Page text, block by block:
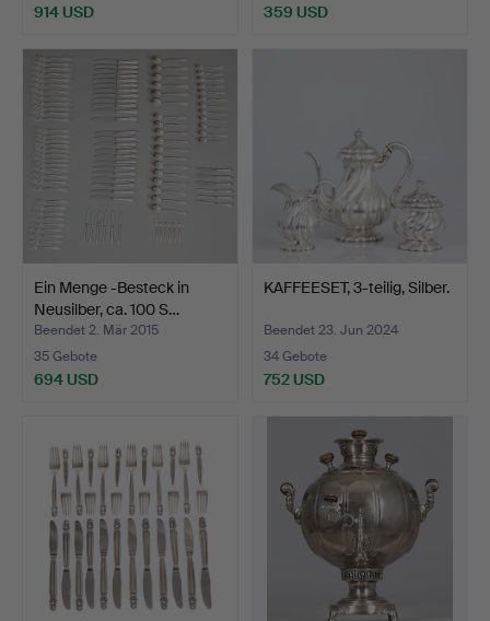
914 USD 359 USD
Ein Menge -Besteck in
Neusilber, ca. 100 S…
Beendet 2. Mär 2015
35 Gebote
694 USD
KAFFEESET, 3-teilig, Silber.
Beendet 23. Jun 2024
34 Gebote
752 USD